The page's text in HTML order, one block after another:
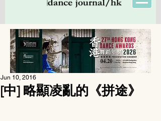
[中] 略顯凌亂的《拼途》
Jun 10, 2016